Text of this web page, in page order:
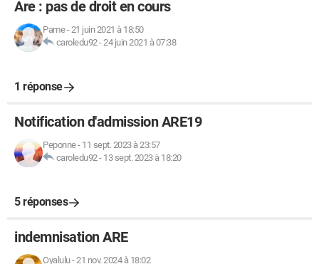
Are : pas de droit en cours
Pame-21 juin 2021 à 18:50
caroledu92-24 juin 2021 à 07:38
1 réponse
Notification d'admission ARE19
Peponne- 11 sept. 2023 à 23:57
caroledu92- 13 sept. 2023 à 18:20
5 réponses
indemnisation ARE
Oyalulu-21 nov. 2024 à 18:02